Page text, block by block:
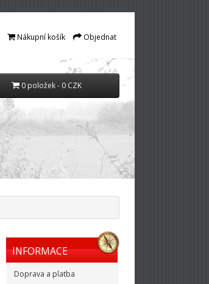
Nákupní košík Objednat
0 položek - 0 CZK
INFORMACE
Doprava a platba